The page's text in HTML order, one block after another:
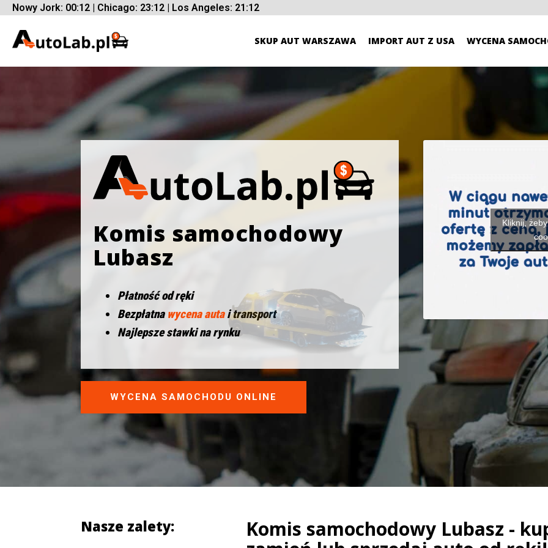
Nowy Jork: 00:12 | Chicago: 23:12 | Los Angeles: 21:12
SKUP AUT WARSZAWA IMPORT AUT Z USA WYCENA
Komis samochodowy
Lubasz
Płatność od ręki
Bezpłatna wycena autai transport
Najlepsze stawki na rynku
WYCENA SAMOCHODU ONLINE
Kliknij,
Nasze zalety:
Komis samochodowy Lubasz -